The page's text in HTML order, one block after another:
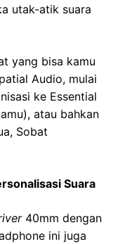
utak-atik suara
yang bisa kamu
Audio, mulai
ke Essential
atau bahkan
Sobat
Suara
40mm dengan
ini juga